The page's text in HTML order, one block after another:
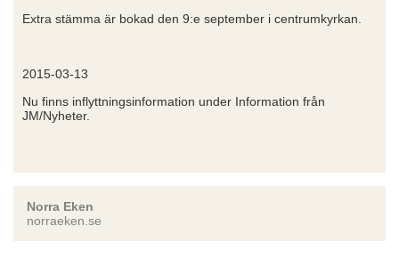
Extra stämma är bokad den 9:e september i centrumkyrkan.
2015-03-13
Nu finns inflyttningsinformation under Information från
JM/Nyheter.
Norra Eken
norraeken.se